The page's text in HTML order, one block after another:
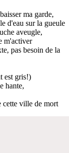
ma garde,
d'eau sur la gueule
aveugle,
m'activer
pas besoin de la
est gris!)
hante,
cette ville de mort